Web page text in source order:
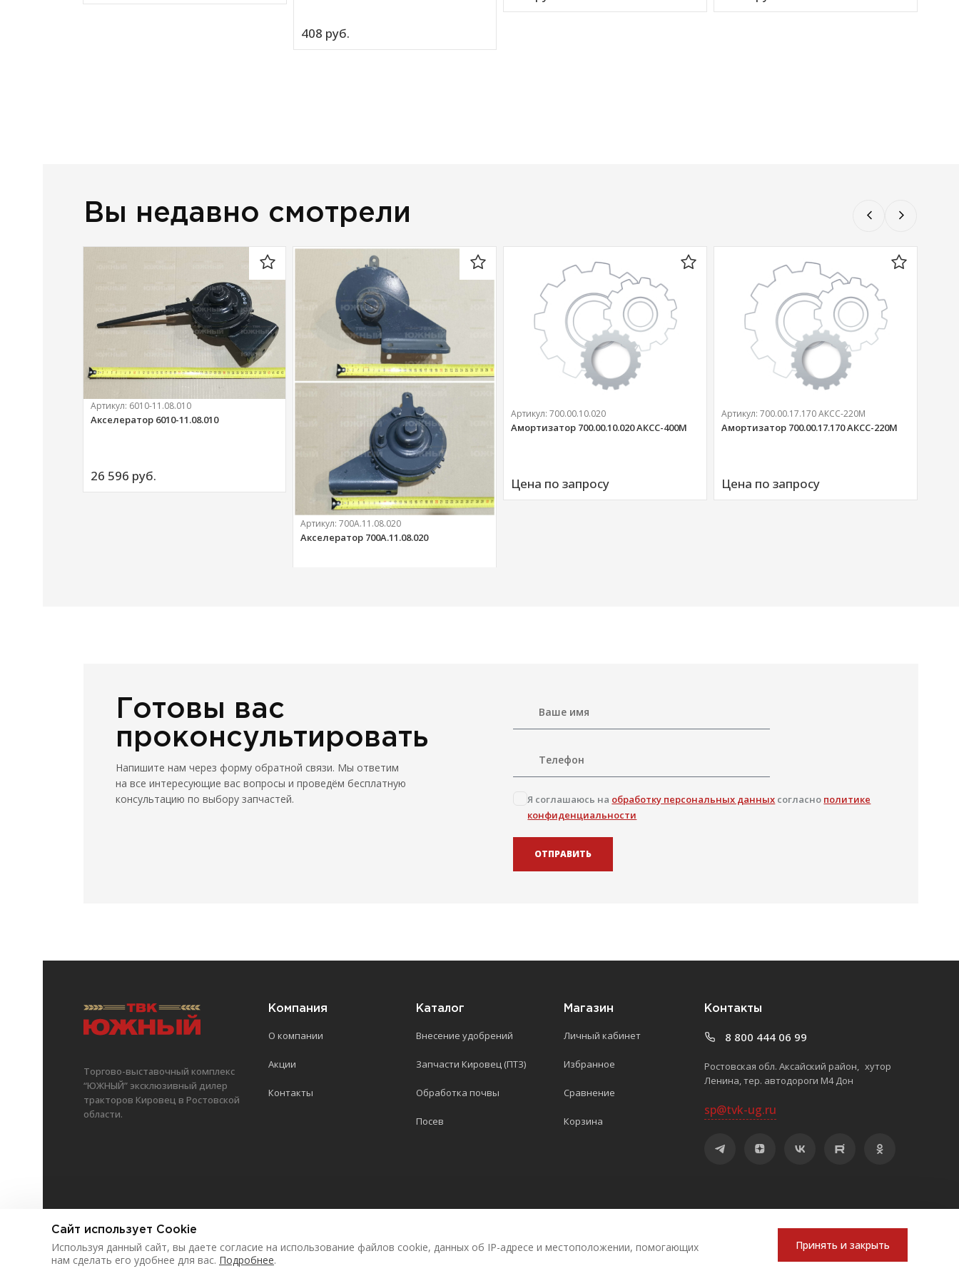
408 руб.
Вы недавно смотрели
Артикул: 6010-11.08.010
Акселератор 6010-11.08.010
26 596 руб.
Артикул:700А.11.08.020
Акселератор 700А.11.08.020
Артикул:700.00.10.020
Амортизатор 700.00.10.020 АКСС-400М
Цена по запросу
Артикул:700.00.17.170 АКСС-220М
Амортизатор 700.00.17.170 АКСС-220М
Цена по запросу
Готовы вас
проконсультировать
Напишите нам через форму обратной связи. Мы ответим
на все интересующие вас вопросы и проведём бесплатную
консультацию по выбору запчастей.
Я соглашаюсь на обработку персональных данных согласно политике
конфиденциальности
ОТПРАВИТЬ
Торгово-выставочный комплекс
“ЮЖНЫЙ” эксклюзивный дилер
тракторов Кировец в Ростовской
области.
Компания
О компании
Акции
Контакты
Каталог
Внесение удобрений
Запчасти Кировец (ПТЗ)
Обработка почвы
Посев
Магазин
Личный кабинет
Избранное
Сравнение
Корзина
Контакты
8 800 444 06 99
Ростовская обл. Аксайский район, хутор
Ленина, тер. автодороги М4 Дон
sp@tvk-ug.ru
ООО «Торгово-выставочный комплекс «ЮЖНЫЙ»
Сайт использует Cookie
Используя данный сайт, вы даете согласие на использование файлов cookie, данных об IP-адресе и местоположении, помогающих
нам сделать его удобнее для вас. Подробнее.
Принять и закрыть